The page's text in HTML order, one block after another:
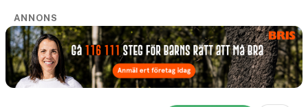
ANNONS